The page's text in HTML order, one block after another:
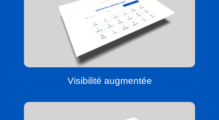
Visibilité augmentée